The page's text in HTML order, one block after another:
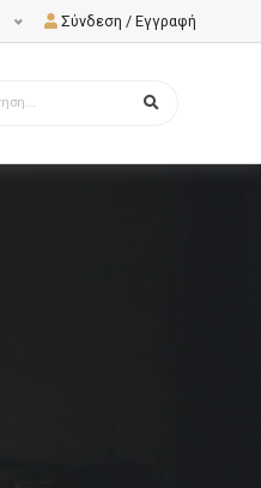
Σύνδεση / Εγγραφή